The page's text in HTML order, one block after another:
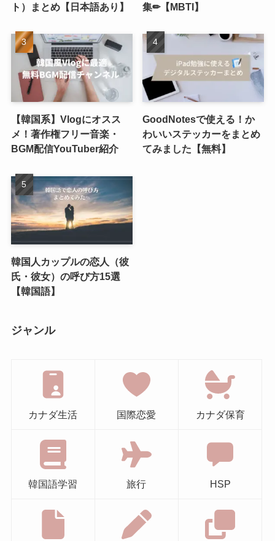
ト）まとめ【日本語あり】
集✏︎【MBTI】
【韓国系】Vlogにオスス
メ！著作権フリー音楽・
BGM配信YouTuber紹介
GoodNotesで使える！か
わいいステッカーをまとめ
てみました【無料】
韓国人カップルの恋人（彼
氏・彼女）の呼び方15選
【韓国語】
ジャンル
カナダ生活 国際恋愛 カナダ保育
韓国語学習 旅行 HSP